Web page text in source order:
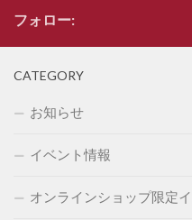
フォロー:
CATEGORY
お知らせ
イベント情報
オンラインショップ限定